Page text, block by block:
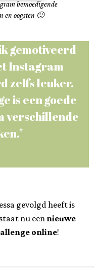
bemoedigende
en oogsten 🙂
gemotiveerd
Instagram
zelfs leuker.
is een goede
verschillende
gevolgd heeft is
nu een nieuwe
online!